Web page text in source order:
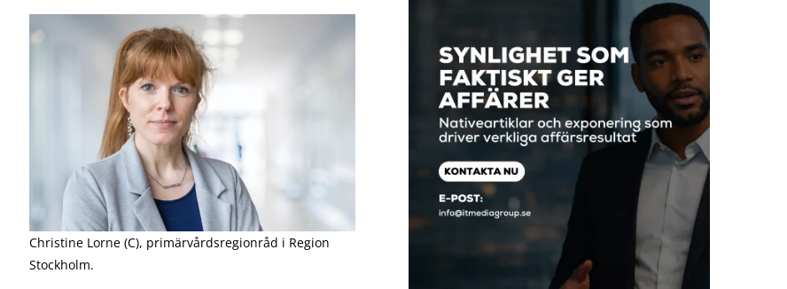
Christine Lorne (C), primärvårdsregionråd i Region
Stockholm.